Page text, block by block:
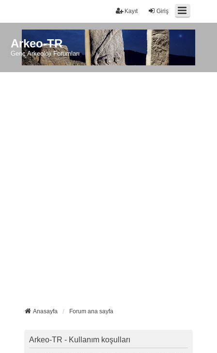
Giriş
Kayıt
Arkeo-TR
Genç Arkeoloji Forumları
Anasayfa Forum ana sayfa
Arkeo-TR - Kullanım koşulları